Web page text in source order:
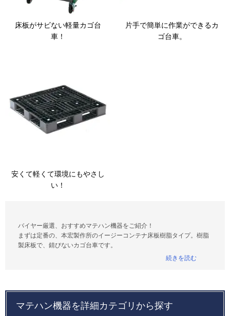
床板がサビない軽量カゴ台
車！
片手で簡単に作業ができるカ
ゴ台車。
安くて軽くて環境にもやさし
い！
バイヤー厳選、おすすめマテハン機器をご紹介！
まずは定番の、本宏製作所のイージーコンテナ床板樹脂タイプ。樹脂
製床板で、錆びないカゴ台車です。
スチール製より軽量で、騒音も少なく取り回しが楽なのが特徴！
単に組み立てが可能です。
軽くて扱いやすくいパレットは、サンコーのプラスチック再生パレッ
マテハン機器を詳細カテゴリから探す